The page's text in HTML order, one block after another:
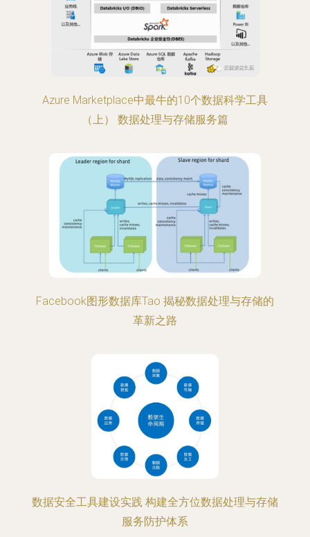
Azure Marketplace中最牛的10个数据科学工具
（上） 数据处理与存储服务篇
Facebook图形数据库Tao 揭秘数据处理与存储的
革新之路
数据安全工具建设实践 构建全方位数据处理与存储
服务防护体系